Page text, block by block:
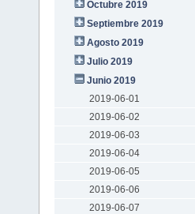
Octubre 2019
Septiembre 2019
Agosto 2019
Julio 2019
Junio 2019
2019-06-01
2019-06-02
2019-06-03
2019-06-04
2019-06-05
2019-06-06
2019-06-07